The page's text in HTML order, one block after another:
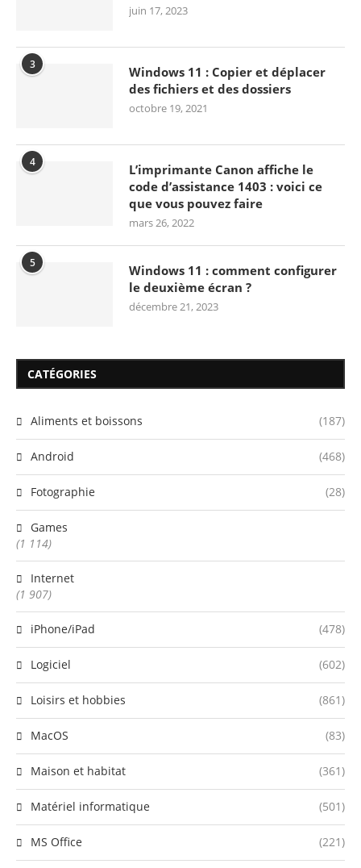
juin 17, 2023
3
Windows 11 : Copier et déplacer
des fichiers et des dossiers
octobre 19, 2021
4
L’imprimante Canon affiche le
code d’assistance 1403 : voici ce
que vous pouvez faire
mars 26, 2022
5
Windows 11 : comment configurer
le deuxième écran ?
décembre 21, 2023
CATÉGORIES
Aliments et boissons (187)
Android (468)
Fotographie (28)
Games
(1 114)
Internet
(1 907)
iPhone/iPad (478)
Logiciel (602)
Loisirs et hobbies (861)
MacOS (83)
Maison et habitat (361)
Matériel informatique (501)
MS Office (221)